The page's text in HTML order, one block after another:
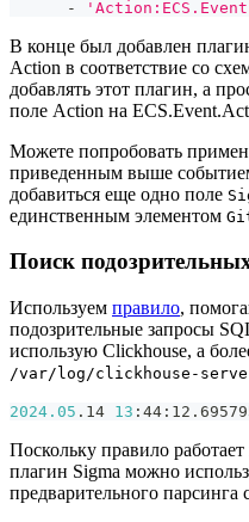
-
В конце был добавлен
Action в соответствие со
добавлять этот плагин, а
поле Action на
Можете попробовать
приведенным выше
добавиться еще одно поле
единственным элементом
Поиск
Используем правило,
подозрительные запросы
использую Clickhouse, а
/var/log/clickhouse-
2024.05 .14 13
Поскольку правило
плагин Sigma можно
предварительного парсинга